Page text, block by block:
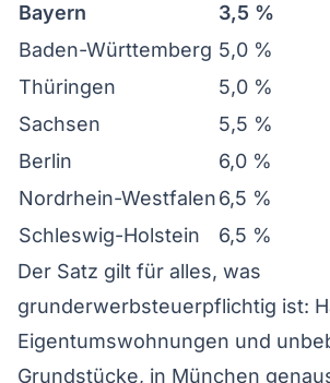
Bayern
3,5 %
Baden-Württemberg 5,0 %
Thüringen
5,0 %
Sachsen
5,5 %
Berlin
6,0 %
Nordrhein-Westfalen6,5 %
Schleswig-Holstein
6,5 %
Der Satz gilt für alles, was
grunderwerbsteuerpflichtig ist:
Eigentumswohnungen und
Grundstücke, in München